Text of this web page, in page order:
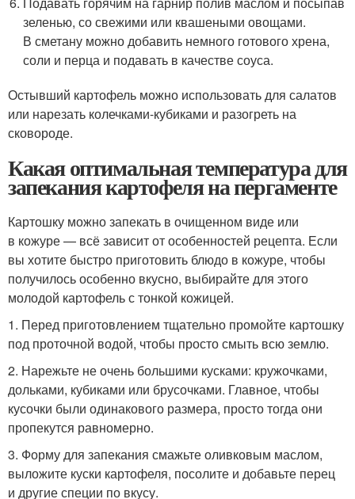
зеленью, со свежими или квашеными овощами.
В сметану можно добавить немного готового хрена,
соли и перца и подавать в качестве соуса.
Остывший картофель можно использовать для салатов
или нарезать колечками-кубиками и разогреть на
сковороде.
Какая оптимальная температура для
запекания картофеля на пергаменте
Картошку можно запекать в очищенном виде или
в кожуре — всё зависит от особенностей рецепта. Если
вы хотите быстро приготовить блюдо в кожуре, чтобы
получилось особенно вкусно, выбирайте для этого
молодой картофель с тонкой кожицей.
1. Перед приготовлением тщательно промойте картошку
под проточной водой, чтобы просто смыть всю землю.
2. Нарежьте не очень большими кусками: кружочками,
дольками, кубиками или брусочками. Главное, чтобы
кусочки были одинакового размера, просто тогда они
пропекутся равномерно.
3. Форму для запекания смажьте оливковым маслом,
выложите куски картофеля, посолите и добавьте перец
и другие специи по вкусу.